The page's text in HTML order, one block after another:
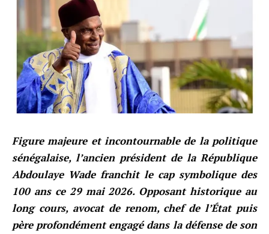
Figure majeure et incontournable de la politique
sénégalaise, l’ancien président de la République
Abdoulaye Wade franchit le cap symbolique des
100 ans ce 29 mai 2026. Opposant historique au
long cours, avocat de renom, chef de l’État puis
père profondément engagé dans la défense de son